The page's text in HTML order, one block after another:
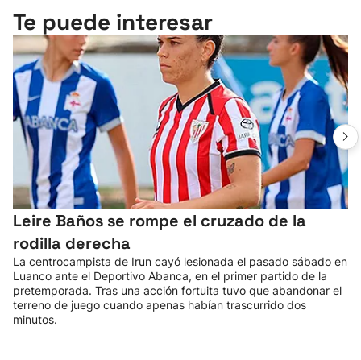
Te puede interesar
Leire Baños se rompe el cruzado de la
rodilla derecha
La centrocampista de Irun cayó lesionada el pasado sábado en
Luanco ante el Deportivo Abanca, en el primer partido de la
pretemporada. Tras una acción fortuita tuvo que abandonar el
terreno de juego cuando apenas habían trascurrido dos
minutos.